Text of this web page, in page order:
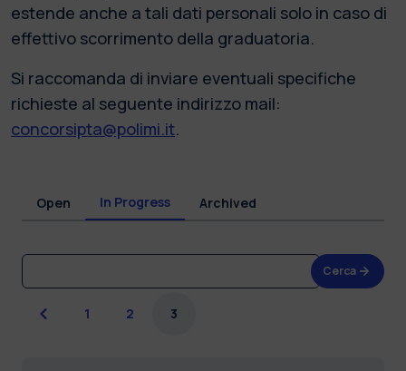
estende anche a tali dati personali solo in caso di
effettivo scorrimento della graduatoria.
Si raccomanda di inviare eventuali specifiche
richieste al seguente indirizzo mail:
concorsipta@polimi.it.
Open In Progress Archived
Cerca
Previous
1 2 3